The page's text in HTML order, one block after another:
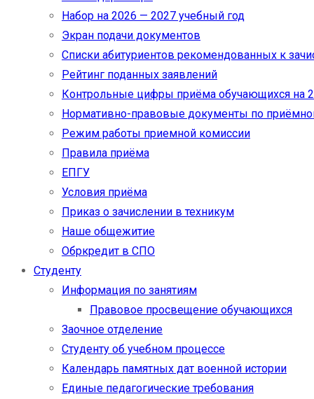
Набор на 2026 — 2027 учебный год
Экран подачи документов
Cписки абитуриентов рекомендованных к
Рейтинг поданных заявлений
Контрольные цифры приёма обучающихся на
Нормативно-правовые документы по
Режим работы приемной комиссии
Правила приёма
ЕПГУ
Условия приёма
Приказ о зачислении в техникум
Наше общежитие
Обркредит в СПО
Студенту
Информация по занятиям
Правовое просвещение обучающихся
Заочное отделение
Студенту об учебном процессе
Календарь памятных дат военной истории
Единые педагогические требования